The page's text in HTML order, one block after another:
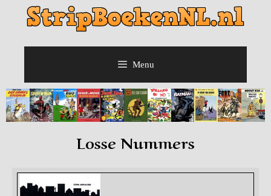
Menu
Losse Nummers